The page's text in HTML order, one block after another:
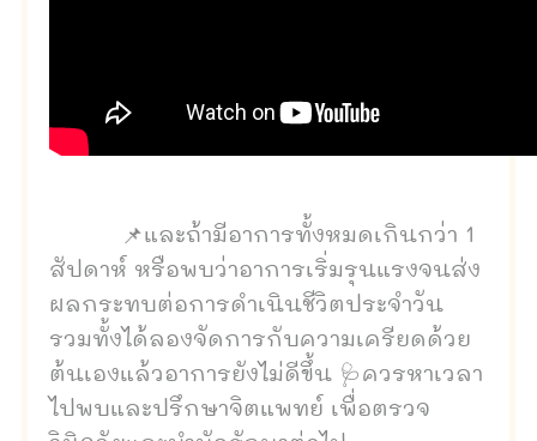
📌และถ้ามีอาการทั้งหมดเกินกว่า 1
สัปดาห์ หรือพบว่าอาการเริ่มรุนแรงจนส่ง
ผลกระทบต่อการดำเนินชีวิตประจำวัน
รวมทั้งได้ลองจัดการกับความเครียดด้วย
ต้นเองแล้วอาการยังไม่ดีขึ้น 🩺ควรหาเวลา
ไปพบและปรึกษาจิตแพทย์ เพื่อตรวจ